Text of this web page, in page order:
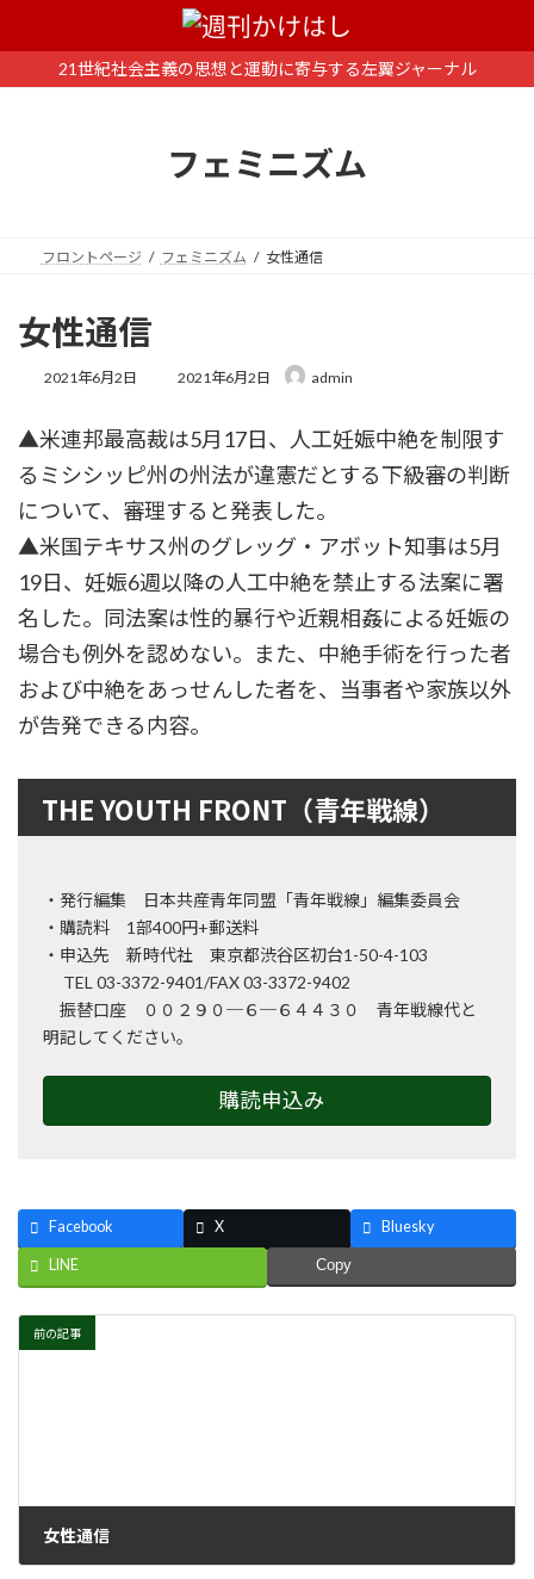
ン
ー
21世紀社会主義の思想と運動に寄与する左翼ジャーナル
フェミニズム
フロントページ フェミニズム 女性通信
女性通信
2021年6月2日
最
新
時
:
2021年6月2日 admin
▲米連邦最高裁は5月17日、人工妊娠中絶を制限す
るミシシッピ州の州法が違憲だとする下級審の判断
について、審理すると発表した。
▲米国テキサス州のグレッグ・アボット知事は5月
19日、妊娠6週以降の人工中絶を禁止する法案に署
名した。同法案は性的暴行や近親相姦による妊娠の
場合も例外を認めない。また、中絶手術を行った者
および中絶をあっせんした者を、当事者や家族以外
が告発できる内容。
THE YOUTH FRONT（青年戦線）
・発行編集 日本共産青年同盟「青年戦線」編集委員会
・購読料 1部400円+郵送料
・申込先 新時代社 東京都渋谷区初台1-50-4-103
TEL 03-3372-9401/FAX 03-3372-9402
振替口座 ００２９０─６─６４４３０ 青年戦線代と
明記してください。
購読申込み
Facebook X Bluesky
LINE Copy
前の記事
女性通信